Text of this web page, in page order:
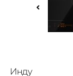
Инду